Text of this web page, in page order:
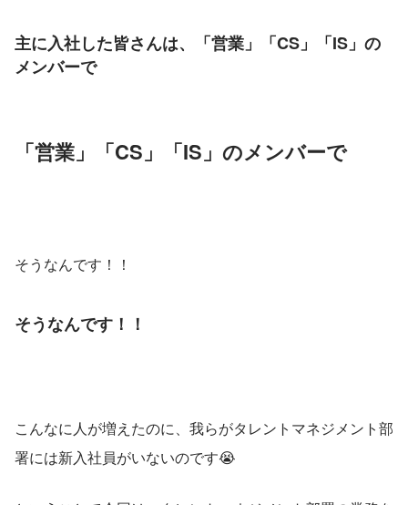
主に入社した皆さんは、「営業」「CS」「IS」の
メンバーで
「営業」「CS」「IS」のメンバーで
そうなんです！！
そうなんです！！
こんなに人が増えたのに、我らがタレントマネジメント部
署には新入社員がいないのです😭